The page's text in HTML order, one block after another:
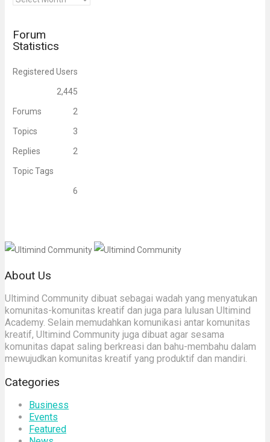
Forum
Statistics
Registered Users
2,445
Forums 2
Topics 3
Replies 2
Topic Tags
6
About Us
Ultimind Community dibuat sebagai wadah yang menyatukan
komunitas-komunitas kreatif dan juga para lulusan Ultimind
Academy. Selain memudahkan komunikasi antar komunitas
kreatif, Ultimind Community juga dibuat agar sesama
komunitas dapat saling berkreasi dan bahu-membahu dalam
mewujudkan komunitas kreatif yang produktif dan mandiri.
Categories
Business
Events
Featured